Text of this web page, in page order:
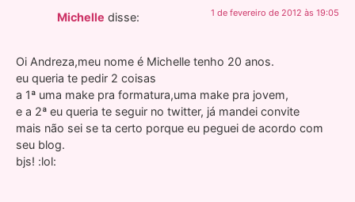
Michelle disse: 1 de fevereiro de 2012 às 19:05
Oi Andreza,meu nome é Michelle tenho 20 anos.
eu queria te pedir 2 coisas
a 1ª uma make pra formatura,uma make pra jovem,
e a 2ª eu queria te seguir no twitter, já mandei convite
mais não sei se ta certo porque eu peguei de acordo com
seu blog.
bjs! :lol: